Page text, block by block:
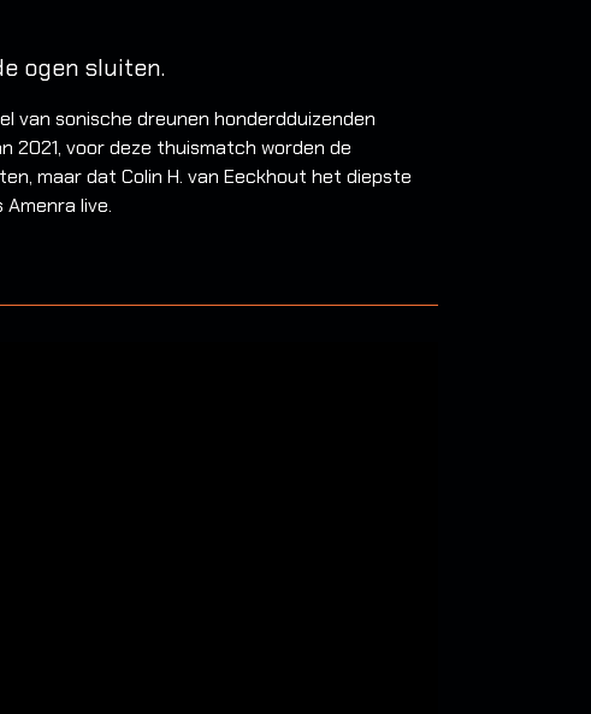
ogen sluiten.
van sonische dreunen honderdduizenden
2021, voor deze thuismatch worden de
maar dat Colin H. van Eeckhout het diepste
live.